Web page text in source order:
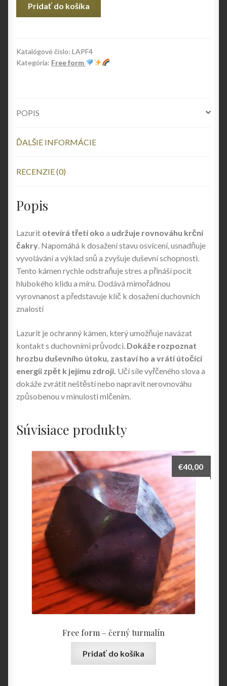
broušený
TOP
Pridať do košíka
Katalógové číslo: LAPF4
Kategória: Free form
POPIS
ĎALŠIE INFORMÁCIE
RECENZIE (0)
Popis
Lazurit otevírá třetí oko a udržuje rovnováhu krční
čakry. Napomáhá k dosažení stavu osvícení, usnadňuje
vyvolávání a výklad snů a zvyšuje duševní schopnosti.
Tento kámen rychle odstraňuje stres a přináší pocit
hlubokého klidu a míru. Dodává mimořádnou
vyrovnanost a představuje klíč k dosažení duchovních
znalostí
Lazurit je ochranný kámen, který umožňuje navázat
kontakt s duchovními průvodci. Dokáže rozpoznat
hrozbu duševního útoku, zastaví ho a vrátí útočící
energii zpět k jejímu zdroji. Učí síle vyřčeného slova a
dokáže zvrátit neštěstí nebo napravit nerovnováhu
způsobenou v minulosti mlčením.
Súvisiace produkty
Free form – černý turmalín
€40,00
Pridať do košíka